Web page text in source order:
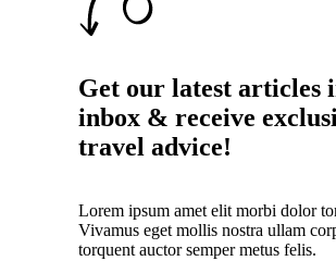
Get our latest articles
inbox & receive
travel advice!
Lorem ipsum amet elit morbi dolor
Vivamus eget mollis nostra ullam
torquent auctor semper metus felis.